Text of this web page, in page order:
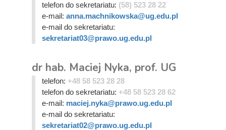
telefon do sekretariatu: (58) 523 28 22
e-mail: anna.machnikowska@ug.edu.pl
e-mail do sekretariatu:
sekretariat03@prawo.ug.edu.pl
dr hab. Maciej Nyka, prof. UG
telefon: +48 58 523 28 28
telefon do sekretariatu: +48 58 523 28 62
e-mail: maciej.nyka@prawo.ug.edu.pl
e-mail do sekretariatu:
sekretariat02@prawo.ug.edu.pl